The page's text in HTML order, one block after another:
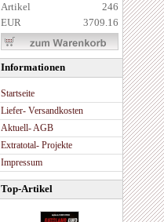
Artikel
246
EUR
3709.16
Informationen
Startseite
Liefer- Versandkosten
Aktuell- AGB
Extratotal- Projekte
Impressum
Top-Artikel